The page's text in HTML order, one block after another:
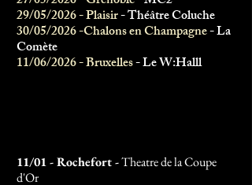
29/05/2026 - Plaisir- Théâtre Coluche
30/05/2026 -Chalons en Champagne- La
Comète
11/06/2026 - Bruxelles- Le W:Halll
11/01 - Rochefort -Theatre de la Coupe
d'Or